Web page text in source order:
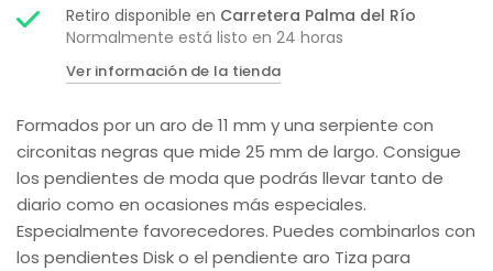
Retiro disponible en Carretera Palma del Río
Normalmente está listo en 24 horas
Ver información de la tienda
Formados por un aro de 11 mm y una serpiente con
circonitas negras que mide 25 mm de largo. Consigue
los pendientes de moda que podrás llevar tanto de
diario como en ocasiones más especiales.
Especialmente favorecedores. Puedes combinarlos con
los pendientes Disk o el pendiente aro Tiza para